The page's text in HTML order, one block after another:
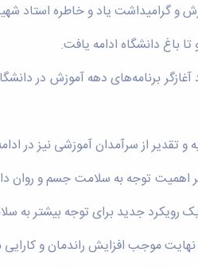
و گرامیداشت یاد و خاطره استاد
تا باغ دانشگاه ادامه یافت.
برنامه‌های دهه آموزش در
تقدیر از سرآمدان آموزشی نیز در
توجه به سلامت جسم و روان
رویکرد جدید برای توجه بیشتر به